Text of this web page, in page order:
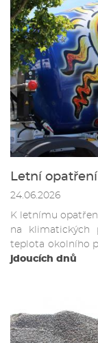
Letní
24.06.2026
K letnímu
na klimatických
teplota okolního
jdoucích dnů